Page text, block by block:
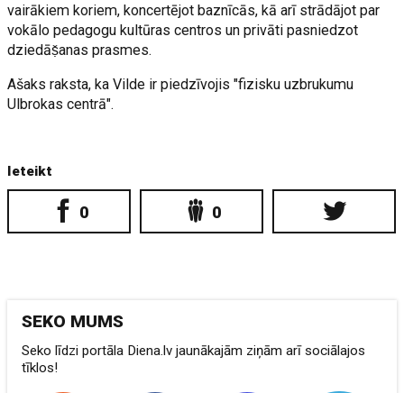
vairākiem koriem, koncertējot baznīcās, kā arī strādājot par
vokālo pedagogu kultūras centros un privāti pasniedzot
dziedāṣ̌anas prasmes.
Ašaks raksta, ka Vilde ir piedzīvojis "fizisku uzbrukumu
Ulbrokas centrā".
Ieteikt
0 0
SEKO MUMS
Seko līdzi portāla Diena.lv jaunākajām ziņām arī sociālajos
tīklos!